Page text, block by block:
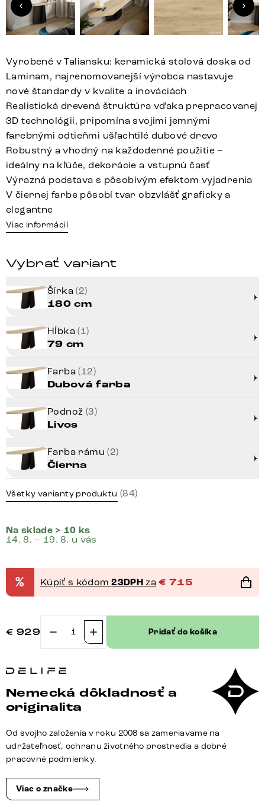
Vyrobené v Taliansku: keramická stolová doska od
Laminam, najrenomovanejší výrobca nastavuje
nové štandardy v kvalite a inováciách
Realistická drevená štruktúra vďaka prepracovanej
3D technológii, pripomína svojimi jemnými
farebnými odtieňmi ušľachtilé dubové drevo
Robustný a vhodný na každodenné použitie –
ideálny na kľúče, dekorácie a vstupnú časť
Výrazná podstava s pôsobivým efektom vyjadrenia
V čiernej farbe pôsobí tvar obzvlášť graficky a
elegantne
Viac informácií
Vybrať variant
Šírka(2)
180 cm
Hĺbka(1)
79 cm
Farba(12)
Dubová farba
Podnož (3)
Livos
Farba rámu(2)
Čierna
Všetky varianty produktu (84)
Na sklade > 10 ks
14. 8. – 19. 8. u vás
% Kúpiť s kódom23DPH za € 715
€ 929
množstvo
stolík
polygonálny
180×50
keramika
Laminam®
dubová
farba
Pridať do košíka
Nemecká dôkladnosť a
originalita
Od svojho založenia v roku 2008 sa zameriavame na
udržateľnosť, ochranu životného prostredia a dobré
pracovné podmienky.
Viac o značke